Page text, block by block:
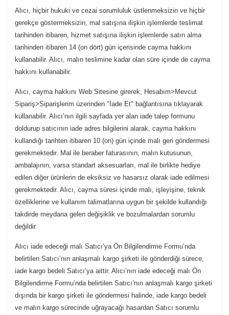
Alıcı, hiçbir hukuki ve cezai sorumluluk üstlenmeksizin ve hiçbir
gerekçe göstermeksizin, mal satışına ilişkin işlemlerde teslimat
tarihinden itibaren, hizmet satışına ilişkin işlemlerde satın alma
tarihinden itibaren 14 (on dört) gün içerisinde cayma hakkını
kullanabilir. Alıcı, malın teslimine kadar olan süre içinde de cayma
hakkını kullanabilir.
Alıcı, cayma hakkını Web Sitesine girerek, Hesabım>Mevcut
Sipariş>Siparişlerim üzerinden "İade Et" bağlantısına tıklayarak
kullanabilir. Alıcı’nın ilgili sayfada yer alan iade talep formunu
doldurup satıcının iade adres bilgilerini alarak, cayma hakkını
kullandığı tarihten itibaren 10 (on) gün içinde malı geri göndermesi
gerekmektedir. Mal ile beraber faturasının, malın kutusunun,
ambalajının, varsa standart aksesuarları, mal ile birlikte hediye
edilen diğer ürünlerin de eksiksiz ve hasarsız olarak iade edilmesi
gerekmektedir. Alıcı, cayma süresi içinde malı, işleyişine, teknik
özelliklerine ve kullanım talimatlarına uygun bir şekilde kullandığı
takdirde meydana gelen değişiklik ve bozulmalardan sorumlu
değildir.
Alıcı iade edeceği malı Satıcı’ya Ön Bilgilendirme Formu’nda
belirtilen Satıcı’nın anlaşmalı kargo şirketi ile gönderdiği sürece,
iade kargo bedeli Satıcı’ya aittir. Alıcı’nın iade edeceği malı Ön
Bilgilendirme Formu’nda belirtilen Satıcı’nın anlaşmalı kargo şirketi
dışında bir kargo şirketi ile göndermesi halinde, iade kargo bedeli
ve malın kargo sürecinde uğrayacağı hasardan Satıcı sorumlu